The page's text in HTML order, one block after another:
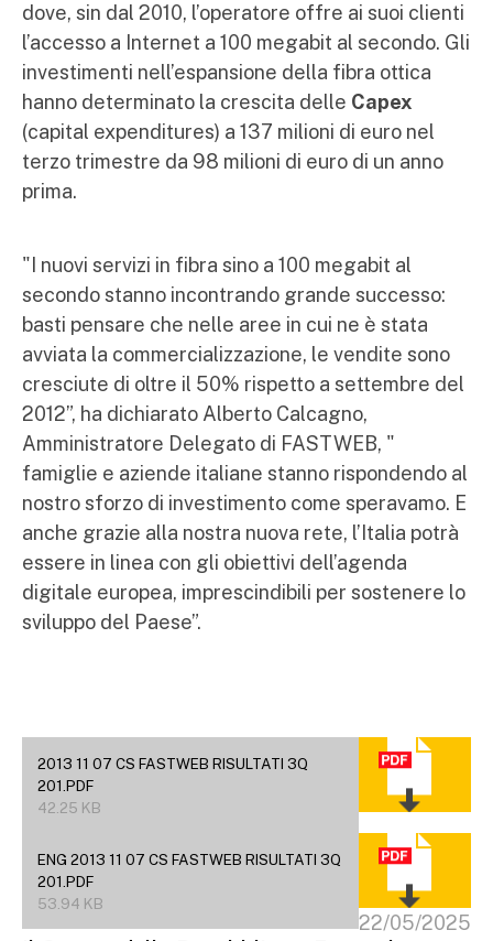
dove, sin dal 2010, l’operatore offre ai suoi clienti
l’accesso a Internet a 100 megabit al secondo. Gli
investimenti nell’espansione della fibra ottica
hanno determinato la crescita delle Capex
(capital expenditures) a 137 milioni di euro nel
terzo trimestre da 98 milioni di euro di un anno
prima.
"I nuovi servizi in fibra sino a 100 megabit al
secondo stanno incontrando grande successo:
basti pensare che nelle aree in cui ne è stata
avviata la commercializzazione, le vendite sono
cresciute di oltre il 50% rispetto a settembre del
2012”, ha dichiarato Alberto Calcagno,
Amministratore Delegato di FASTWEB, "
famiglie e aziende italiane stanno rispondendo al
nostro sforzo di investimento come speravamo. E
anche grazie alla nostra nuova rete, l’Italia potrà
essere in linea con gli obiettivi dell’agenda
digitale europea, imprescindibili per sostenere lo
sviluppo del Paese”.
2013 11 07 CS FASTWEB RISULTATI 3Q
201.PDF
42.25 KB
ENG 2013 11 07 CS FASTWEB RISULTATI 3Q
201.PDF
53.94 KB
22/05/2025